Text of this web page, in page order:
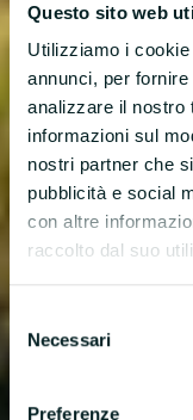
Questo sito web
Utilizziamo i
annunci, per
analizzare il nostro
informazioni sul
nostri partner che
pubblicità e social
con altre
raccolto dal suo
Selezione
delNecessari
Preferenze